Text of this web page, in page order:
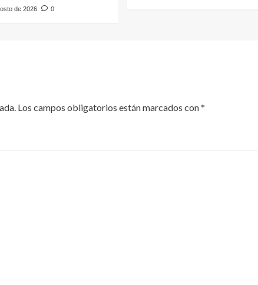
de 2026 0
Los campos obligatorios están marcados con*